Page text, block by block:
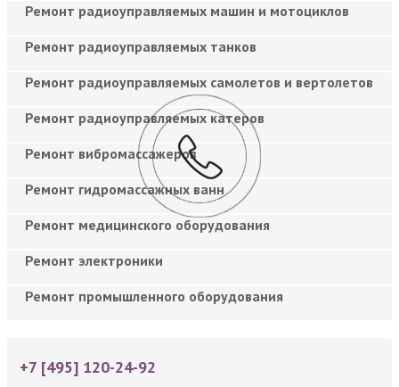
Ремонт радиоуправляемых машин и мотоциклов
Ремонт радиоуправляемых танков
Ремонт радиоуправляемых самолетов и вертолетов
Ремонт радиоуправляемых катеров
Ремонт вибромассажеров
Ремонт гидромассажных ванн
Ремонт медицинского оборудования
Ремонт электроники
Ремонт промышленного оборудования
+7 [495] 120-24-92